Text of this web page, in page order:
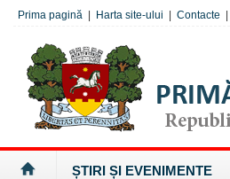
Prima pagină Harta site-ului Contacte
ȘTIRI ȘI EVENIMENTE